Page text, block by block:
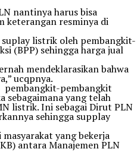
nantinya harus bisa
keterangan resminya di
listrik oleh pembangkit-
(BPP) sehingga harga jual
mendeklarasikan bahwa
ucqpnya.
pembangkit-pembangkit
sebagaimana yang telah
listrik. Ini sebagai Dirut PLN
sehingga supplay
yang bekerja
antara Manajemen PLN